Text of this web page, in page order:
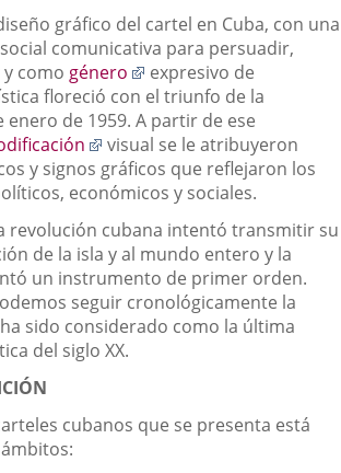
gráfico del cartel en Cuba, con una
comunicativa para persuadir,
como género
Enlace
a
una
aplicación
externa.
expresivo de
floreció con el triunfo de la
enero de 1959. A partir de ese
Enlace
a
una
externa.
visual se le atribuyeron
y signos gráficos que reflejaron los
económicos y sociales.
revolución cubana intentó transmitir su
de la isla y al mundo entero y la
un instrumento de primer orden.
seguir cronológicamente la
sido considerado como la última
del siglo XX.
cubanos que se presenta está